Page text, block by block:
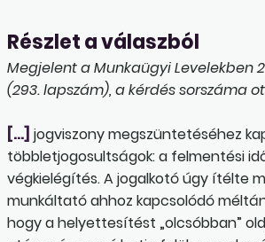
Részlet a válaszból
Megjelent a Munkaügyi Levelekben
(293. lapszám), a kérdés sorszáma
[…] jogviszony megszüntetéséhez
többletjogosultságok: a felmentési
végkielégítés. A jogalkotó úgy ítélte
munkáltató ahhoz kapcsolódó
hogy a helyettesítést „olcsóbban”